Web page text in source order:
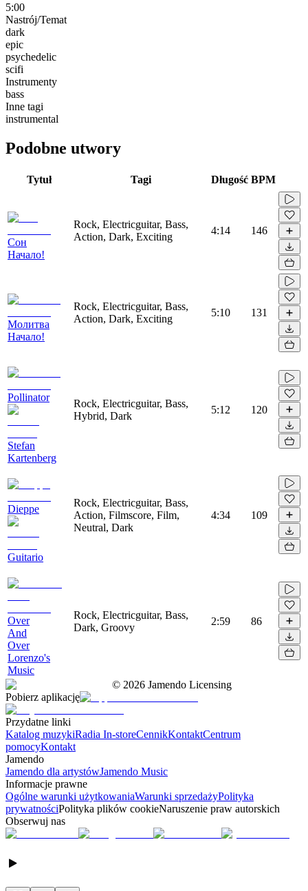
5:00
Nastrój/Temat
dark
epic
psychedelic
scifi
Instrumenty
bass
Inne tagi
instrumental
Podobne utwory
Tytuł Tagi Długość BPM
Сон
Начало!
Rock, Electricguitar, Bass,
Action, Dark, Exciting
4:14 146
Молитва
Начало!
Rock, Electricguitar, Bass,
Action, Dark, Exciting
5:10 131
Pollinator
Stefan
Kartenberg
Rock, Electricguitar, Bass,
Hybrid, Dark
5:12 120
Dieppe
Guitario
Rock, Electricguitar, Bass,
Action, Filmscore, Film,
Neutral, Dark
4:34 109
Over
And
Over
Lorenzo's
Music
Rock, Electricguitar, Bass,
Dark, Groovy
2:59 86
© 2026 Jamendo Licensing
Pobierz aplikację
Przydatne linki
Katalog muzykiRadia In-storeCennikKontaktCentrum
pomocyKontakt
Jamendo
Jamendo dla artystówJamendo Music
Informacje prawne
Ogólne warunki użytkowaniaWarunki sprzedażyPolityka
prywatnościPolityka plików cookieNaruszenie praw autorskich
Obserwuj nas